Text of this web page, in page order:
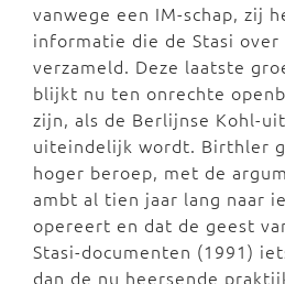
vanwege een IM-schap, zij
informatie die de Stasi over
verzameld. Deze laatste
blijkt nu ten onrechte
zijn, als de Berlijnse Kohl-
uiteindelijk wordt. Birthler
hoger beroep, met de
ambt al tien jaar lang naar
opereert en dat de geest
Stasi-documenten (1991)
dan de nu heersende